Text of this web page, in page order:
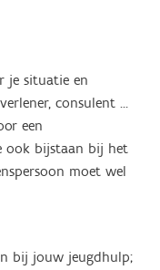
je situatie en
consulent …
een
ook bijstaan bij het
moet wel
bij jouw jeugdhulp;